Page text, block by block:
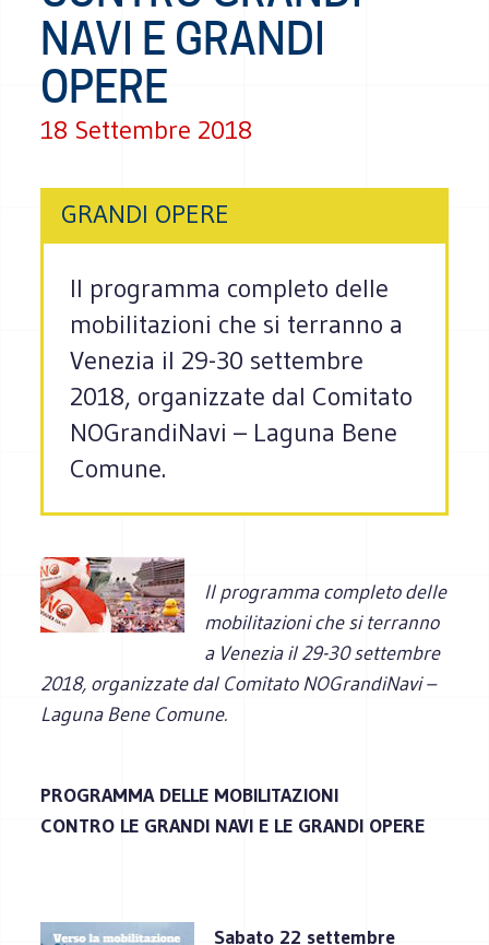
NAVI E GRANDI
OPERE
18 Settembre 2018
GRANDI OPERE
Il programma completo delle
mobilitazioni che si terranno a
Venezia il 29-30 settembre
2018, organizzate dal Comitato
NOGrandiNavi – Laguna Bene
Comune.
Il programma completo delle
mobilitazioni che si terranno
a Venezia il 29-30 settembre
2018, organizzate dal Comitato NOGrandiNavi –
Laguna Bene Comune.
PROGRAMMA DELLE MOBILITAZIONI
CONTRO LE GRANDI NAVI E LE GRANDI OPERE
Sabato 22 settembre